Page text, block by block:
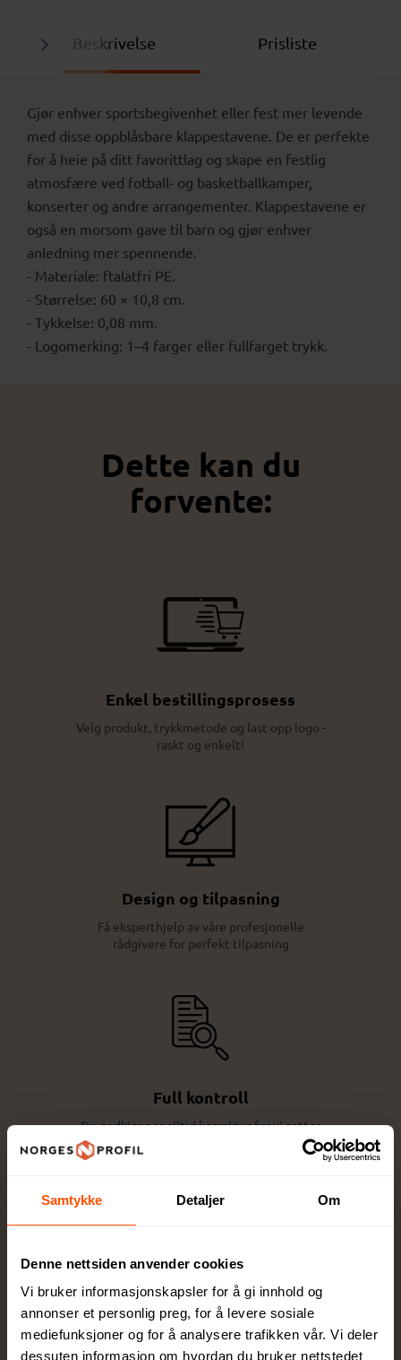
Samtykke Detaljer Om
Denne nettsiden anvender cookies
Vi bruker informasjonskapsler for å gi innhold og
annonser et personlig preg, for å levere sosiale
mediefunksjoner og for å analysere trafikken vår. Vi deler
dessuten informasjon om hvordan du bruker nettstedet
Beskrivelse Prisliste
Gjør enhver sportsbegivenhet eller fest mer levende
med disse oppblåsbare klappestavene. De er perfekte
for å heie på ditt favorittlag og skape en festlig
atmosfære ved fotball- og basketballkamper,
konserter og andre arrangementer. Klappestavene er
også en morsom gave til barn og gjør enhver
anledning mer spennende.
- Materiale: ftalatfri PE.
- Størrelse: 60 × 10,8 cm.
- Tykkelse: 0,08 mm.
- Logomerking: 1–4 farger eller fullfarget trykk.
Dette kan du
forvente:
Enkel bestillingsprosess
Velg produkt, trykkmetode og last opp logo -
raskt og enkelt!
Design og tilpasning
Få eksperthjelp av våre profesjonelle
rådgivere for perfekt tilpasning
Full kontroll
Du godkjenner alltid korrektur før vi setter
Egen produksjonsavdeling
Lokal produksjon sikrer høy kvalitet og raskere
levering